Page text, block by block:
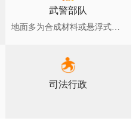
武警部队
地面多为合成材料或悬浮式拼装地板和草坪，室外器材符合GB19272-2011要求
司法行政